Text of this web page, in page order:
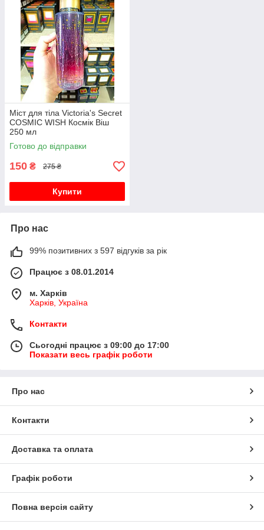
Міст для тіла Victoria's Secret
COSMIC WISH Космік Віш
250 мл
Готово до відправки
150 ₴ 275 ₴
Купити
Про нас
99% позитивних з 597 відгуків за рік
Працює з 08.01.2014
м. Харків
Харків, Україна
Контакти
Сьогодні працює з 09:00 до 17:00
Показати весь графік роботи
Про нас
Контакти
Доставка та оплата
Графік роботи
Повна версія сайту